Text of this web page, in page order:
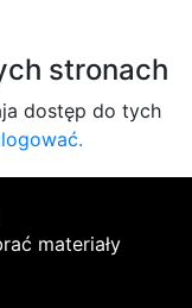
stronach
dostęp do tych
materiały